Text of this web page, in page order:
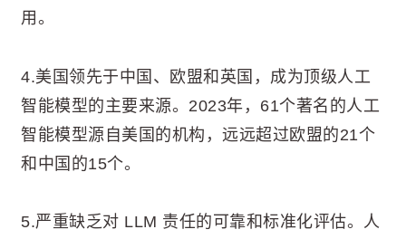
用。
4.美国领先于中国、欧盟和英国，成为顶级人工
智能模型的主要来源。2023年，61个著名的人工
智能模型源自美国的机构，远远超过欧盟的21个
和中国的15个。
5.严重缺乏对 LLM 责任的可靠和标准化评估。人